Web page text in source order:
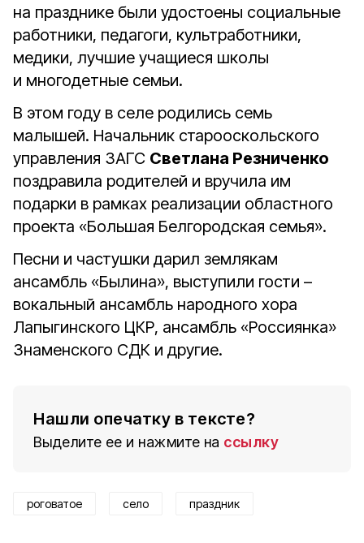
на празднике были удостоены социальные
работники, педагоги, культработники,
медики, лучшие учащиеся школы
и многодетные семьи.
В этом году в селе родились семь
малышей. Начальник старооскольского
управления ЗАГС Светлана Резниченко
поздравила родителей и вручила им
подарки в рамках реализации областного
проекта «Большая Белгородская семья».
Песни и частушки дарил землякам
ансамбль «Былина», выступили гости –
вокальный ансамбль народного хора
Лапыгинского ЦКР, ансамбль «Россиянка»
Знаменского СДК и другие.
Нашли опечатку в тексте?
Выделите ее и нажмите на ссылку
роговатое село праздник